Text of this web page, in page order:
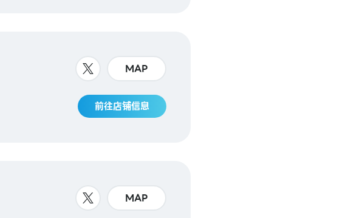
MAP
前往店铺信息
MAP